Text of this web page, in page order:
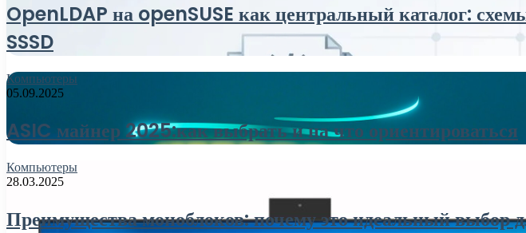
OpenLDAP на openSUSE как центральный каталог:
SSSD
Компьютеры
05.09.2025
ASIC майнер 2025:как выбрать и на что ориентироваться
Компьютеры
28.03.2025
Преимущества моноблоков: почему это идеальный выбор